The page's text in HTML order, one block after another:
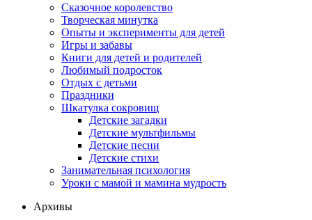
Сказочное королевство
Творческая минутка
Опыты и эксперименты для детей
Игры и забавы
Книги для детей и родителей
Любимый подросток
Отдых с детьми
Праздники
Шкатулка сокровищ
Детские загадки
Детские мультфильмы
Детские песни
Детские стихи
Занимательная психология
Уроки с мамой и мамина мудрость
Архивы